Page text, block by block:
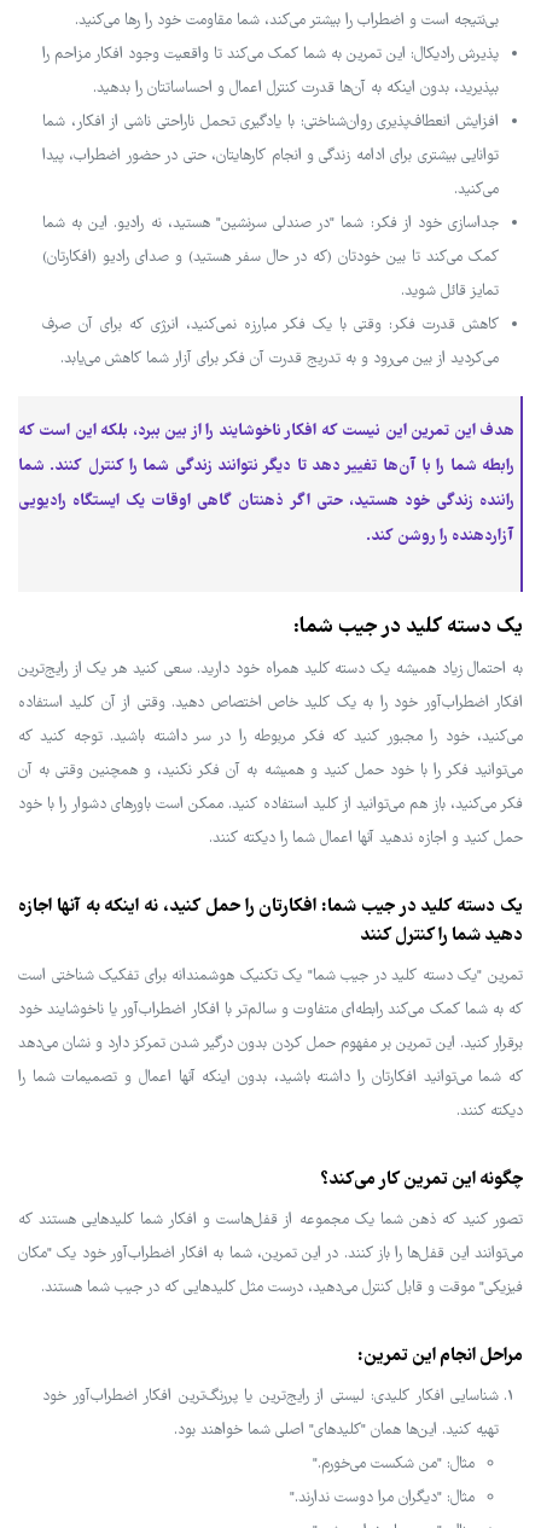
بی‌نتیجه است و اضطراب را بیشتر می‌کند، شما مقاومت خود را رها می‌کنید.
پذیرش رادیکال: این تمرین به شما کمک می‌کند تا واقعیت وجود افکار مزاحم را
بپذیرید، بدون اینکه به آن‌ها قدرت کنترل اعمال و احساساتتان را بدهید.
افزایش انعطاف‌پذیری روان‌شناختی: با یادگیری تحمل ناراحتی ناشی از افکار، شما
توانایی بیشتری برای ادامه زندگی و انجام کارهایتان، حتی در حضور اضطراب، پیدا
می‌کنید.
جداسازی خود از فکر: شما "در صندلی سرنشین" هستید، نه رادیو. این به شما
کمک می‌کند تا بین خودتان (که در حال سفر هستید) و صدای رادیو (افکارتان)
تمایز قائل شوید.
کاهش قدرت فکر: وقتی با یک فکر مبارزه نمی‌کنید، انرژی که برای آن صرف
می‌کردید از بین می‌رود و به تدریج قدرت آن فکر برای آزار شما کاهش می‌یابد.
هدف این تمرین این نیست که افکار ناخوشایند را از بین ببرد، بلکه این است که
رابطه شما را با آن‌ها تغییر دهد تا دیگر نتوانند زندگی شما را کنترل کنند. شما
راننده زندگی خود هستید، حتی اگر ذهنتان گاهی اوقات یک ایستگاه رادیویی
آزاردهنده را روشن کند.
یک دسته کلید در جیب شما:
به احتمال زیاد همیشه یک دسته کلید همراه خود دارید. سعی کنید هر یک از رایج‌ترین
افکار اضطراب‌آور خود را به یک کلید خاص اختصاص دهید. وقتی از آن کلید استفاده
می‌کنید، خود را مجبور کنید که فکر مربوطه را در سر داشته باشید. توجه کنید که
می‌توانید فکر را با خود حمل کنید و همیشه به آن فکر نکنید، و همچنین وقتی به آن
فکر می‌کنید، باز هم می‌توانید از کلید استفاده کنید. ممکن است باورهای دشوار را با خود
حمل کنید و اجازه ندهید آنها اعمال شما را دیکته کنند.
یک دسته کلید در جیب شما: افکارتان را حمل کنید، نه اینکه به آنها اجازه
دهید شما را کنترل کنند
تمرین "یک دسته کلید در جیب شما" یک تکنیک هوشمندانه برای تفکیک شناختی است
که به شما کمک می‌کند رابطه‌ای متفاوت و سالم‌تر با افکار اضطراب‌آور یا ناخوشایند خود
برقرار کنید. این تمرین بر مفهوم حمل کردن بدون درگیر شدن تمرکز دارد و نشان می‌دهد
که شما می‌توانید افکارتان را داشته باشید، بدون اینکه آنها اعمال و تصمیمات شما را
دیکته کنند.
چگونه این تمرین کار می‌کند؟
تصور کنید که ذهن شما یک مجموعه از قفل‌هاست و افکار شما کلیدهایی هستند که
می‌توانند این قفل‌ها را باز کنند. در این تمرین، شما به افکار اضطراب‌آور خود یک "مکان
فیزیکی" موقت و قابل کنترل می‌دهید، درست مثل کلیدهایی که در جیب شما هستند.
مراحل انجام این تمرین:
شناسایی افکار کلیدی: لیستی از رایج‌ترین یا پررنگ‌ترین افکار اضطراب‌آور خود
تهیه کنید. این‌ها همان "کلیدهای" اصلی شما خواهند بود.
مثال: "من شکست می‌خورم."
مثال: "دیگران مرا دوست ندارند."